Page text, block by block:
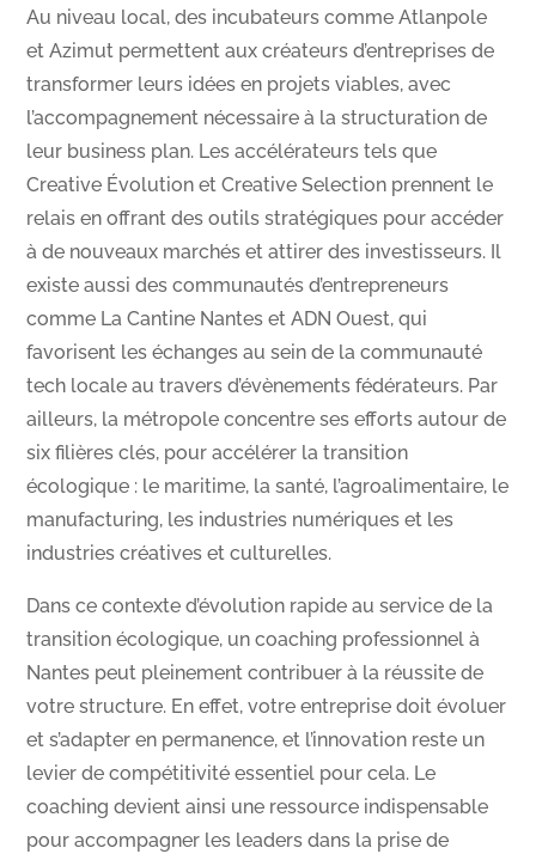
Au niveau local, des incubateurs comme Atlanpole
et Azimut permettent aux créateurs d’entreprises de
transformer leurs idées en projets viables, avec
l’accompagnement nécessaire à la structuration de
leur business plan. Les accélérateurs tels que
Creative Évolution et Creative Selection prennent le
relais en offrant des outils stratégiques pour accéder
à de nouveaux marchés et attirer des investisseurs. Il
existe aussi des communautés d’entrepreneurs
comme La Cantine Nantes et ADN Ouest, qui
favorisent les échanges au sein de la communauté
tech locale au travers d’évènements fédérateurs. Par
ailleurs, la métropole concentre ses efforts autour de
six filières clés, pour accélérer la transition
écologique : le maritime, la santé, l’agroalimentaire, le
manufacturing, les industries numériques et les
industries créatives et culturelles.
Dans ce contexte d’évolution rapide au service de la
transition écologique, un coaching professionnel à
Nantes peut pleinement contribuer à la réussite de
votre structure. En effet, votre entreprise doit évoluer
et s’adapter en permanence, et l’innovation reste un
levier de compétitivité essentiel pour cela. Le
coaching devient ainsi une ressource indispensable
pour accompagner les leaders dans la prise de